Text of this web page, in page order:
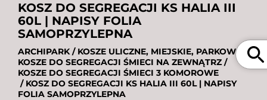
KOSZ DO SEGREGACJI KS HALIA III
60L | NAPISY FOLIA
SAMOPRZYLEPNA
ARCHIPARK/ KOSZE ULICZNE, MIEJSKIE, PARKOWE
/
KOSZE DO SEGREGACJI ŚMIECI NA ZEWNĄTRZ /
KOSZE DO SEGREGACJI ŚMIECI 3 KOMOROWE
/ KOSZ DO SEGREGACJI KS HALIA III 60L | NAPISY
FOLIA SAMOPRZYLEPNA
Szukaj